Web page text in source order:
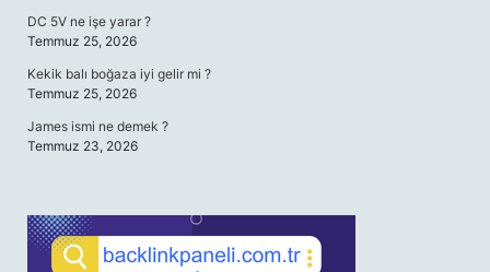
DC 5V ne işe yarar ?
Temmuz 25, 2026
Kekik balı boğaza iyi gelir mi ?
Temmuz 25, 2026
James ismi ne demek ?
Temmuz 23, 2026